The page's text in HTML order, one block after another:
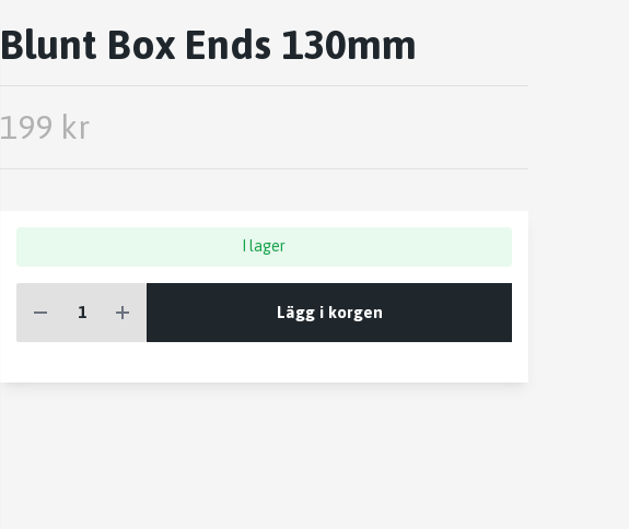
Blunt Box Ends 130mm
199 kr
I lager
Lägg i korgen